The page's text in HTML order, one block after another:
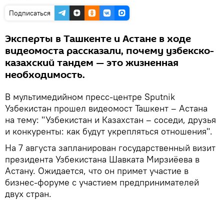
Подписаться
Эксперты в Ташкенте и Астане в ходе
видеомоста рассказали, почему узбекско-
казахский тандем — это жизненная
необходимость.
В мультимедийном пресс-центре Sputnik
Узбекистан прошел видеомост Ташкент – Астана
на тему: "Узбекистан и Казахстан – соседи, друзья
и конкуренты: как будут укрепляться отношения".
На 7 августа запланирован государственный визит
президента Узбекистана Шавката Мирзиёева в
Астану. Ожидается, что он примет участие в
бизнес-форуме с участием предпринимателей
двух стран.